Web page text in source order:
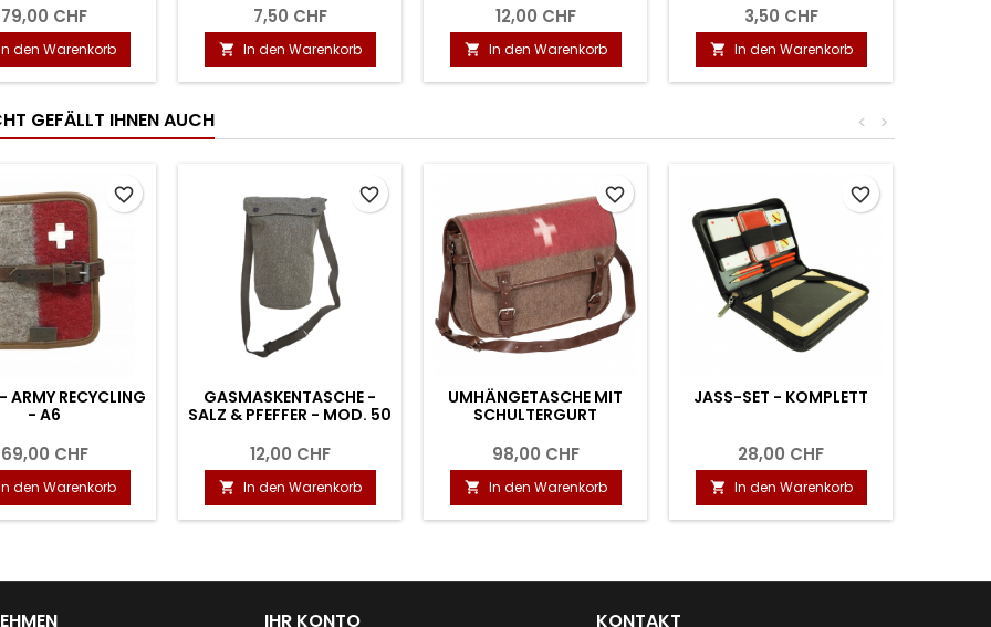
79,00 CHF
den Warenkorb
7,50 CHF
 In den Warenkorb
12,00 CHF
 In den Warenkorb
3,50 CHF
 In den Warenkorb
GEFÄLLT IHNEN AUCH >
<
ARMY RECYCLING
- A6
69,00 CHF
den Warenkorb
favorite_border
GASMASKENTASCHE -
SALZ & PFEFFER - MOD. 50
12,00 CHF
 In den Warenkorb
favorite_border
UMHÄNGETASCHE MIT
SCHULTERGURT
98,00 CHF
 In den Warenkorb
favorite_border
JASS-SET - KOMPLETT
28,00 CHF
 In den Warenkorb
favorite_border
IHR KONTO KONTAKT